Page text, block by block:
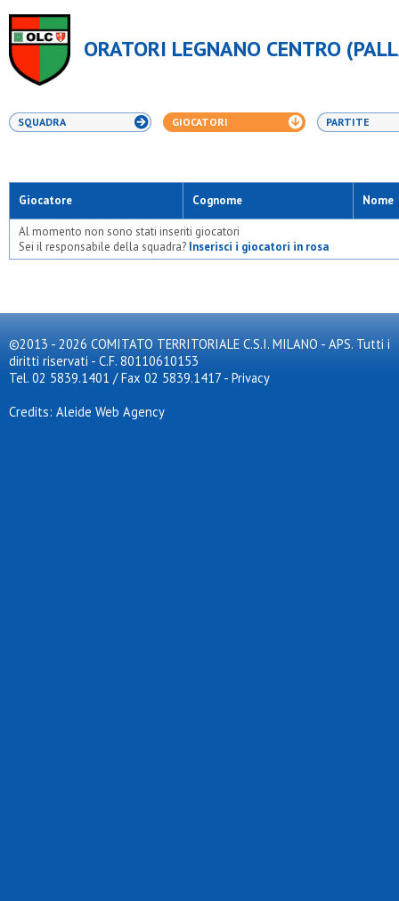
ORATORI LEGNANO CENTRO
SQUADRA GIOCATORI PARTITE
Giocatore Cognome Nome
Al momento non sono stati inseriti giocatori
Sei il responsabile della squadra? Inserisci i giocatori in rosa
©2013 - 2026 COMITATO TERRITORIALE C.S.I. MILANO - APS. Tutti i
diritti riservati - C.F. 80110610153
Tel. 02 5839.1401 / Fax 02 5839.1417 - Privacy
Credits: Aleide Web Agency